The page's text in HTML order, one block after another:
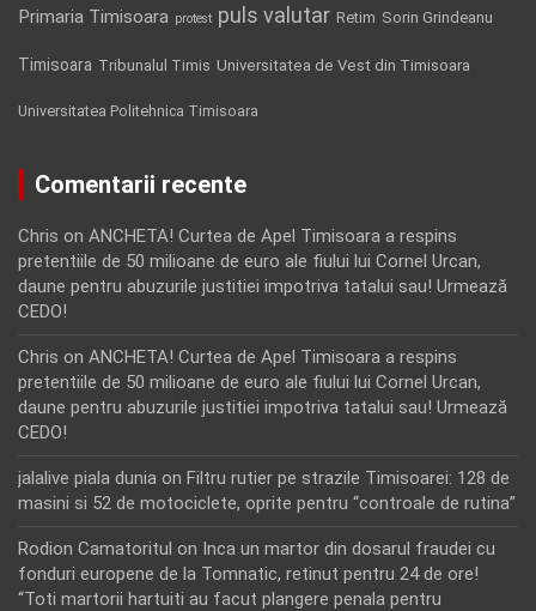
Primaria Timisoara protest puls valutar Retim Sorin Grindeanu
Timisoara Tribunalul Timis Universitatea de Vest din Timisoara
Universitatea Politehnica Timisoara
Comentarii recente
Chris on ANCHETA! Curtea de Apel Timisoara a respins
pretentiile de 50 milioane de euro ale fiului lui Cornel Urcan,
daune pentru abuzurile justitiei impotriva tatalui sau! Urmează
CEDO!
Chris on ANCHETA! Curtea de Apel Timisoara a respins
pretentiile de 50 milioane de euro ale fiului lui Cornel Urcan,
daune pentru abuzurile justitiei impotriva tatalui sau! Urmează
CEDO!
jalalive piala dunia on Filtru rutier pe strazile Timisoarei: 128 de
masini si 52 de motociclete, oprite pentru “controale de rutina”
Rodion Camatoritul on Inca un martor din dosarul fraudei cu
fonduri europene de la Tomnatic, retinut pentru 24 de ore!
“Toti martorii hartuiti au facut plangere penala pentru